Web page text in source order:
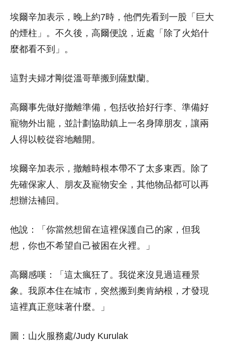
埃爾辛加表示，晚上約7時，他們先看到一股「巨大
的煙柱」。不久後，高爾便說，近處「除了火焰什
麼都看不到」。
這對夫婦才剛從溫哥華搬到薩默蘭。
高爾事先做好撤離準備，包括收拾好行李、準備好
寵物外出籠，並計劃協助鎮上一名身障朋友，讓兩
人得以較從容地離開。
埃爾辛加表示，撤離時根本帶不了太多東西。除了
先確保家人、朋友及寵物安全，其他物品都可以再
想辦法補回。
他說：「你當然想留在這裡保護自己的家，但我
想，你也不希望自己被困在火裡。」
高爾感嘆：「這太瘋狂了。我從來沒見過這種景
象。我原本住在城市，突然搬到奧肯納根，才發現
這裡真正意味著什麼。」
圖：山火服務處/Judy Kurulak